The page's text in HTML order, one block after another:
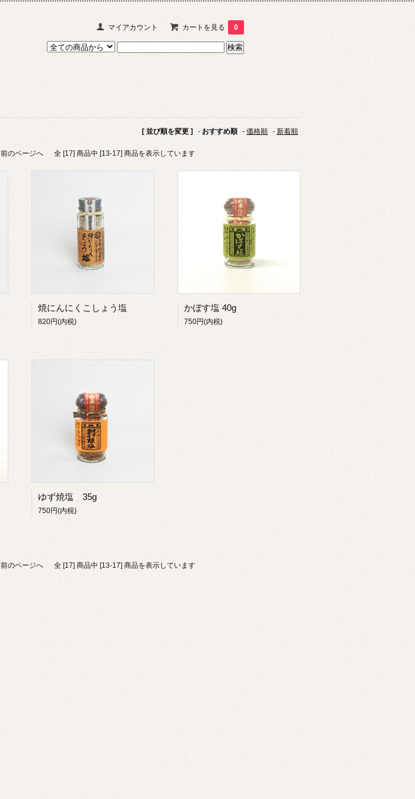
マイアカウント カートを見る 0
[ 並び順を変更 ] - おすすめ順 - 価格順 - 新着順
前のページへ 全 [17] 商品中 [13-17] 商品を表示しています
焼にんにくこしょう塩
820円(内税)
かぼす塩 40g
750円(内税)
ゆず焼塩 35g
750円(内税)
前のページへ 全 [17] 商品中 [13-17] 商品を表示しています